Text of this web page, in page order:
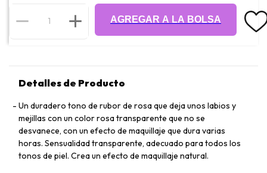
AGREGAR A LA BOLSA
Detalles de Producto
Un duradero tono de rubor de rosa que deja unos labios y
mejillas con un color rosa transparente que no se
desvanece, con un efecto de maquillaje que dura varias
horas. Sensualidad transparente, adecuado para todos los
tonos de piel. Crea un efecto de maquillaje natural.